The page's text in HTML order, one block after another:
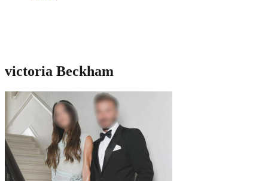
victoria Beckham